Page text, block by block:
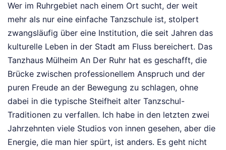
Wer im Ruhrgebiet nach einem Ort sucht, der weit
mehr als nur eine einfache Tanzschule ist, stolpert
zwangsläufig über eine Institution, die seit Jahren das
kulturelle Leben in der Stadt am Fluss bereichert. Das
Tanzhaus Mülheim An Der Ruhr hat es geschafft, die
Brücke zwischen professionellem Anspruch und der
puren Freude an der Bewegung zu schlagen, ohne
dabei in die typische Steifheit alter Tanzschul-
Traditionen zu verfallen. Ich habe in den letzten zwei
Jahrzehnten viele Studios von innen gesehen, aber die
Energie, die man hier spürt, ist anders. Es geht nicht